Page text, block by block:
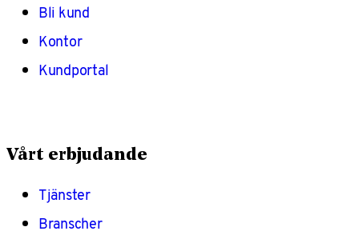
Bli kund
Kontor
Kundportal
Vårt erbjudande
Tjänster
Branscher